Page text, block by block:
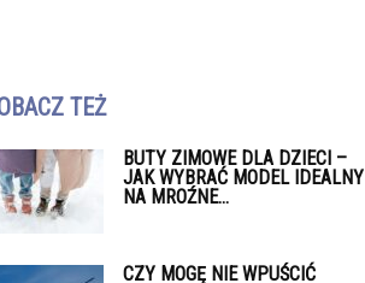
TEŻ
BUTY ZIMOWE DLA DZIECI –
JAK WYBRAĆ MODEL IDEALNY
NA MROŹNE...
CZY MOGĘ NIE WPUŚCIĆ